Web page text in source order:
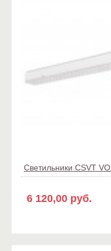
Светильники CSVT
6 120,00 руб.